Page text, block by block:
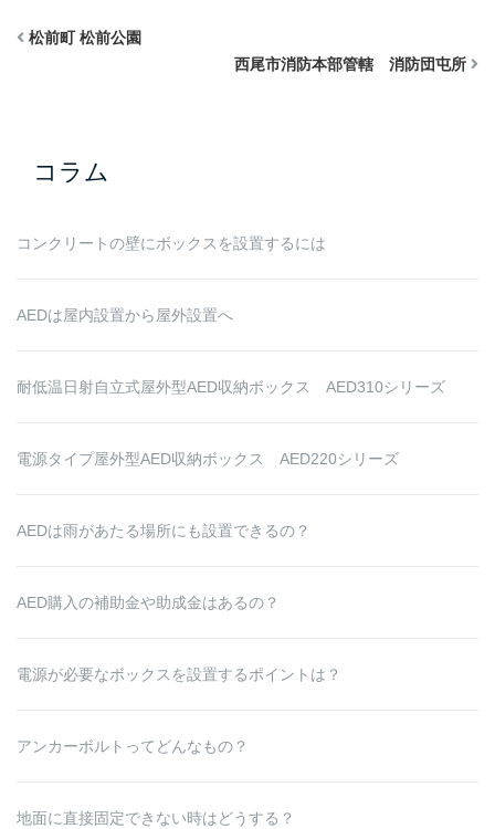
松前町 松前公園
西尾市消防本部管轄 消防団屯所
コラム
コンクリートの壁にボックスを設置するには
AEDは屋内設置から屋外設置へ
耐低温日射自立式屋外型AED収納ボックス AED310シリーズ
電源タイプ屋外型AED収納ボックス AED220シリーズ
AEDは雨があたる場所にも設置できるの？
AED購入の補助金や助成金はあるの？
電源が必要なボックスを設置するポイントは？
アンカーボルトってどんなもの？
地面に直接固定できない時はどうする？